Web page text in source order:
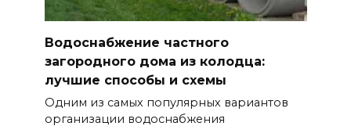
Водоснабжение частного
загородного дома из колодца:
лучшие способы и схемы
Одним из самых популярных вариантов
организации водоснабжения